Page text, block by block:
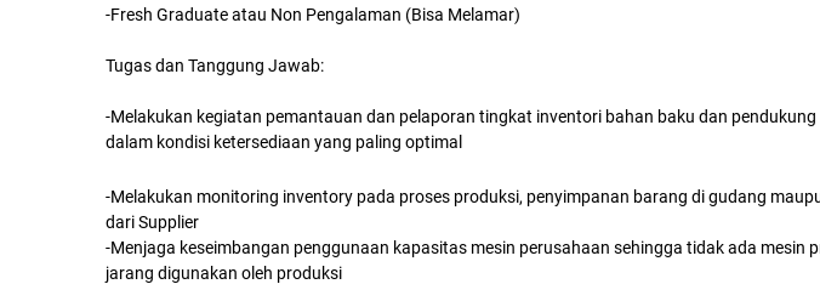
-Fresh Graduate atau Non Pengalaman (Bisa Melamar)
Tugas dan Tanggung Jawab:
-Melakukan kegiatan pemantauan dan pelaporan tingkat inventori bahan baku dan
dalam kondisi ketersediaan yang paling optimal
-Melakukan monitoring inventory pada proses produksi, penyimpanan barang di gudang
dari Supplier
-Menjaga keseimbangan penggunaan kapasitas mesin perusahaan sehingga tidak ada mesin
jarang digunakan oleh produksi